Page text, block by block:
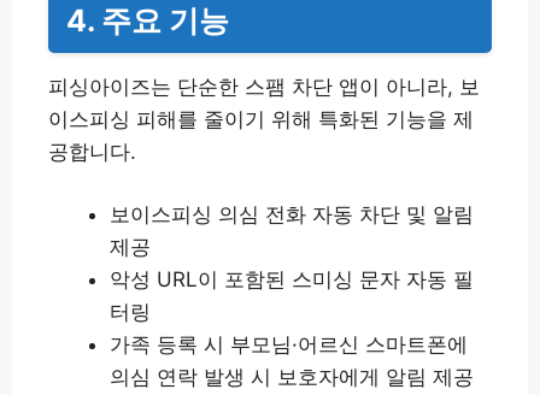
4. 주요 기능
피싱아이즈는 단순한 스팸 차단 앱이 아니라, 보
이스피싱 피해를 줄이기 위해 특화된 기능을 제
공합니다.
보이스피싱 의심 전화 자동 차단 및 알림
제공
악성 URL이 포함된 스미싱 문자 자동 필
터링
가족 등록 시 부모님·어르신 스마트폰에
의심 연락 발생 시 보호자에게 알림 제공